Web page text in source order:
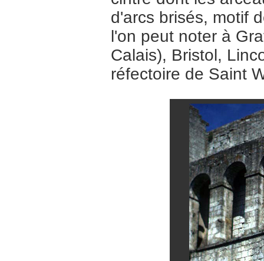
d'arcs brisés, motif
l'on peut noter à
Calais), Bristol,
réfectoire de Saint